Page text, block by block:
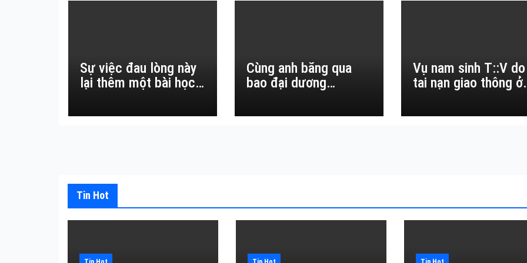
Sự việc đau lòng này
lại thêm một bài học
thường.
Cùng anh băng qua
bao đại dương…
Vụ nam sinh T::V do
tai nạn giao thông ở
Tin Hot